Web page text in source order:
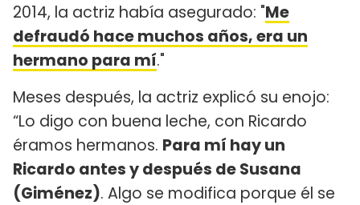
2014, la actriz había asegurado: "Me
defraudó hace muchos años, era un
hermano para mí."
Meses después, la actriz explicó su enojo:
“Lo digo con buena leche, con Ricardo
éramos hermanos. Para mí hay un
Ricardo antes y después de Susana
(Giménez). Algo se modifica porque él se